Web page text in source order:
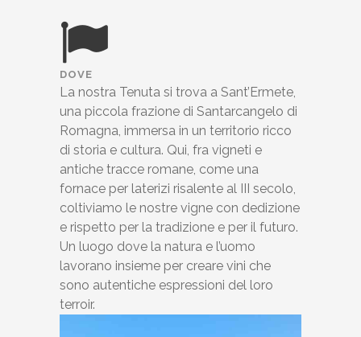
DOVE
La nostra Tenuta si trova a Sant’Ermete,
una piccola frazione di Santarcangelo di
Romagna, immersa in un territorio ricco
di storia e cultura. Qui, fra vigneti e
antiche tracce romane, come una
fornace per laterizi risalente al III secolo,
coltiviamo le nostre vigne con dedizione
e rispetto per la tradizione e per il futuro.
Un luogo dove la natura e l’uomo
lavorano insieme per creare vini che
sono autentiche espressioni del loro
terroir.